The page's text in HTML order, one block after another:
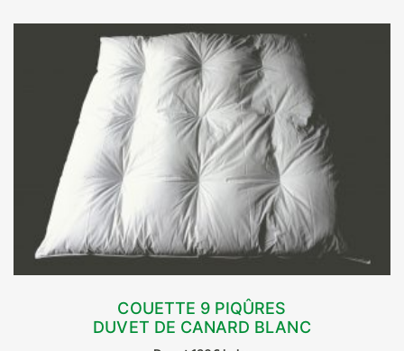
COUETTE 9 PIQÛRES
DUVET DE CANARD BLANC
CHOIX DES OPTIONS